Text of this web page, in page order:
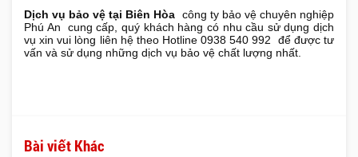
Dịch vụ bảo vệ tại Biên Hòa công ty bảo vệ chuyên nghiệp
Phú An cung cấp, quý khách hàng có nhu cầu sử dụng dịch
vụ xin vui lòng liên hệ theo Hotline 0938 540 992 để được tư
vấn và sử dụng những dịch vụ bảo vệ chất lượng nhất.
Bài viết Khác